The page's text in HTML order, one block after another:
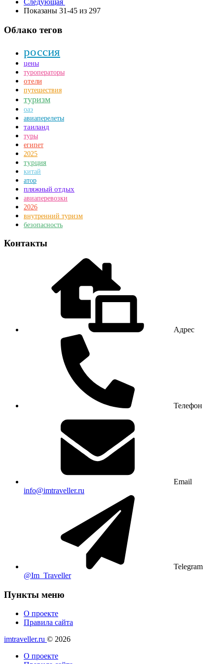
Следующая
Показаны 31-45 из 297
Облако тегов
россия
цены
туроператоры
отели
путешествия
туризм
оаэ
авиаперелеты
таиланд
туры
египет
2025
турция
китай
атор
пляжный отдых
авиаперевозки
2026
внутренний туризм
безопасность
Контакты
Адрес
Телефон
Email
info@imtraveller.ru
Telegram
@Im_Traveller
Пункты меню
О проекте
Правила сайта
imtraveller.ru © 2026
О проекте